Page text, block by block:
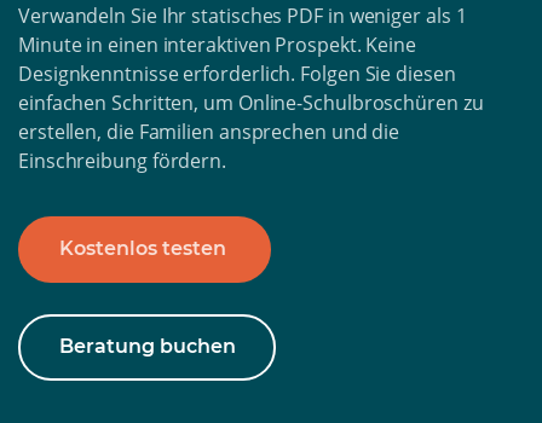
Verwandeln Sie Ihr statisches PDF in weniger als 1
Minute in einen interaktiven Prospekt. Keine
Designkenntnisse erforderlich. Folgen Sie diesen
einfachen Schritten, um Online-Schulbroschüren zu
erstellen, die Familien ansprechen und die
Einschreibung fördern.
Kostenlos testen
Beratung buchen